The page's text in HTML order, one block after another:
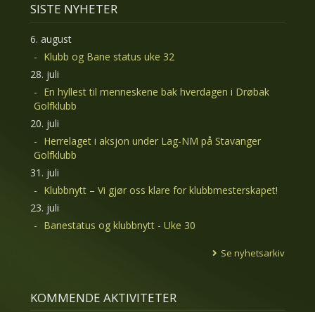
SISTE NYHETER
6. august
Klubb og Bane status uke 32
28. juli
En hyllest til menneskene bak hverdagen i Drøbak
Golfklubb
20. juli
Herrelaget i aksjon under Lag-NM på Stavanger
Golfklubb
31. juli
Klubbnytt – Vi gjør oss klare for klubbmesterskapet!
23. juli
Banestatus og klubbnytt - Uke 30
Se nyhetsarkiv
KOMMENDE AKTIVITETER